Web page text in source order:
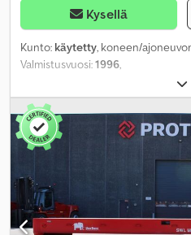
Kysellä
Kunto: käytetty, koneen/
Valmistusvuosi:1996,